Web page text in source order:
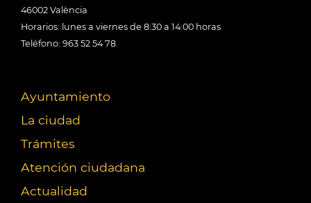
46002 València
Horarios: lunes a viernes de 8:30 a 14:00 horas
Teléfono: 963 52 54 78
Ayuntamiento
La ciudad
Trámites
Atención ciudadana
Actualidad